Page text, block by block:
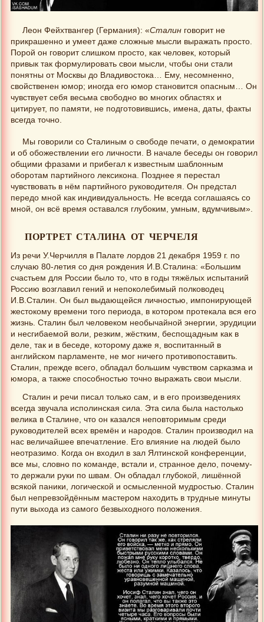
Леон Фейхтвангер (Германия): «Сталин говорит не
прикрашенно и умеет даже сложные мысли выражать просто.
Порой он говорит слишком просто, как человек, который
привык так формулировать свои мысли, чтобы они стали
понятны от Москвы до Владивостока… Ему, несомненно,
свойственен юмор; иногда его юмор становится опасным… Он
чувствует себя весьма свободно во многих областях и
цитирует, по памяти, не подготовившись, имена, даты, факты
всегда точно.
Мы говорили со Сталиным о свободе печати, о демократии
и об обожествлении его личности. В начале беседы он говорил
общими фразами и прибегал к известным шаблонным
оборотам партийного лексикона. Позднее я перестал
чувствовать в нём партийного руководителя. Он предстал
передо мной как индивидуальность. Не всегда соглашаясь со
мной, он всё время оставался глубоким, умным, вдумчивым».
ПОРТРЕТ СТАЛИНА ОТ ЧЕРЧЕЛЯ
Из речи У.Черчилля в Палате лордов 21 декабря 1959 г. по
случаю 80-летия со дня рождения И.В.Сталина: «Большим
счастьем для России было то, что в годы тяжёлых испытаний
Россию возглавил гений и непоколебимый полководец
И.В.Сталин. Он был выдающейся личностью, импонирующей
жестокому времени того периода, в котором протекала вся его
жизнь. Сталин был человеком необычайной энергии, эрудиции
и несгибаемой воли, резким, жёстким, беспощадным как в
деле, так и в беседе, которому даже я, воспитанный в
английском парламенте, не мог ничего противопоставить.
Сталин, прежде всего, обладал большим чувством сарказма и
юмора, а также способностью точно выражать свои мысли.
Сталин и речи писал только сам, и в его произведениях
всегда звучала исполинская сила. Эта сила была настолько
велика в Сталине, что он казался неповторимым среди
руководителей всех времён и народов. Сталин производил на
нас величайшее впечатление. Его влияние на людей было
неотразимо. Когда он входил в зал Ялтинской конференции,
все мы, словно по команде, встали и, странное дело, почему-
то держали руки по швам. Он обладал глубокой, лишённой
всякой паники, логической и осмысленной мудростью. Сталин
был непревзойдённым мастером находить в трудные минуты
пути выхода из самого безвыходного положения.